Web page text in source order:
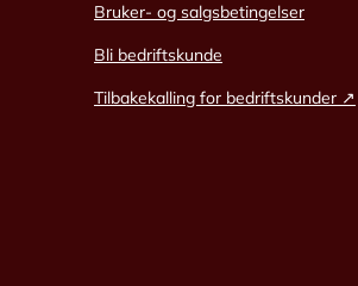
Bruker- og salgsbetingelser
Bli bedriftskunde
Tilbakekalling for bedriftskunder ↗